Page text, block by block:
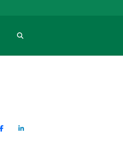
FacebookO LinkedIn